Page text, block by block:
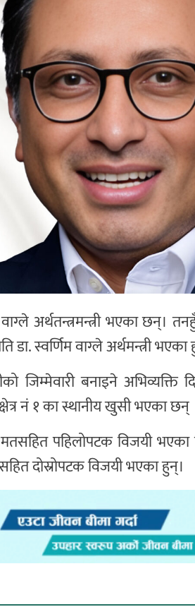
अर्थतन्त्रमन्त्री भएका छन्।
डा. स्वर्णिम वाग्ले अर्थमन्त्री भएका
जिम्मेवारी बनाइने
नं १ का स्थानीय खुसी भएका छन्
पहिलोपटक विजयी भएका
दोस्रोपटक विजयी भएका हुन्।